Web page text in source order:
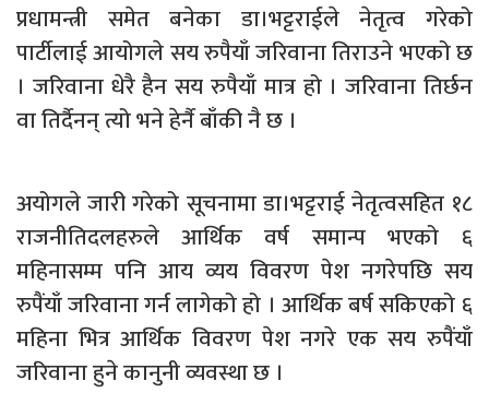
प्रधामन्त्री समेत बनेका डा।भट्टराईले नेतृत्व गरेको
पार्टीलाई आयोगले सय रुपैयाँ जरिवाना तिराउने भएको छ
। जरिवाना धेरै हैन सय रुपैयाँ मात्र हो । जरिवाना तिर्छन
वा तिर्दैनन् त्यो भने हेर्नै बाँकी नै छ ।
अयोगले जारी गरेको सूचनामा डा।भट्टराई नेतृत्वसहित १८
राजनीतिदलहरुले आर्थिक वर्ष समान्प भएको ६
महिनासम्म पनि आय व्यय विवरण पेश नगरेपछि सय
रुपैंयाँ जरिवाना गर्न लागेको हो । आर्थिक बर्ष सकिएको ६
महिना भित्र आर्थिक विवरण पेश नगरे एक सय रुपैंयाँ
जरिवाना हुने कानुनी व्यवस्था छ ।